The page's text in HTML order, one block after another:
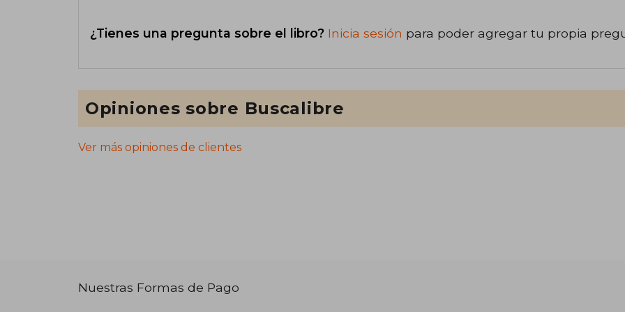
¿Tienes una pregunta sobre el libro? Inicia sesión para poder agregar tu propia
Opiniones sobre Buscalibre
Ver más opiniones de clientes
Nuestras Formas de Pago